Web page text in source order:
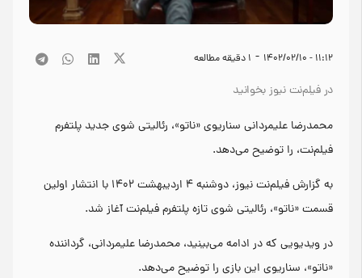
۱۱:۱۲ - ۱۴۰۲/۰۲/۱۰ -
1 دقیقه مطالعه
در فیلم‌نت نیوز بخوانید
محمدرضا علیمردانی سناریوی «ناتو»، رئالیتی شوی جدید پلتفرم
فیلم‌نت، را توضیح می‌دهد.
به گزارش فیلم‌نت نیوز، دوشنبه ۴ اردیبهشت ۱۴۰۲ با انتشار اولین
قسمت «ناتو»، رئالیتی شوی تازه پلتفرم فیلم‌نت آغاز شد.
در ویدیویی که در ادامه می‌بینید، محمدرضا علیمردانی، گرداننده
«ناتو»، سناریوی این بازی را توضیح می‌دهد.